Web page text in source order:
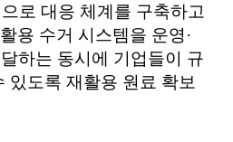
로 대응 체계를 구축하고
용 수거 시스템을 운영·
하는 동시에 기업들이 규
있도록 재활용 원료 확보